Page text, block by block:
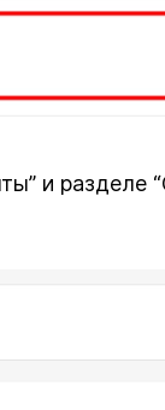
и разделе